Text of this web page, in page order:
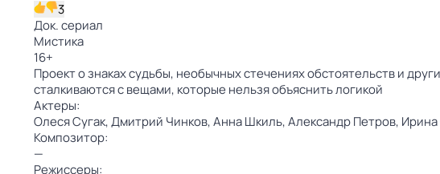
3
Док. сериал
Мистика
16+
Проект о знаках судьбы, необычных стечениях обстоятельств и
сталкиваются с вещами, которые нельзя объяснить логикой
Актеры:
Олеся Сугак,Дмитрий Чинков,Анна Шкиль,Александр Петров,
Композитор:
—
Режиссеры: